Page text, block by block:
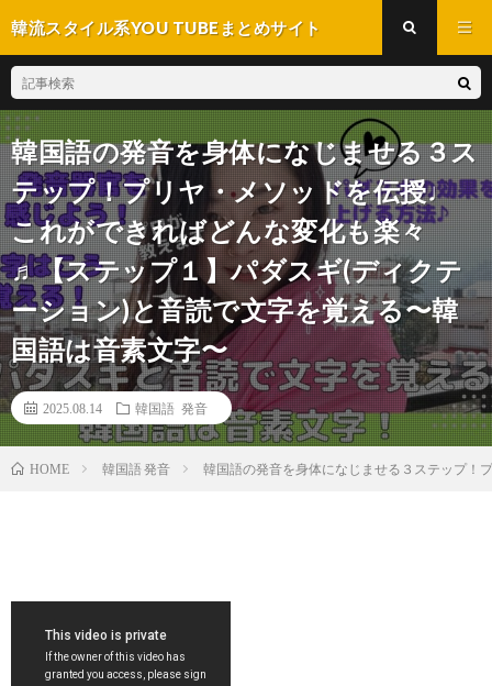
韓流スタイル系YOU TUBEまとめサイト
韓国語の発音を身体になじませる３ス
テップ！プリヤ・メソッドを伝授♩
これができればどんな変化も楽々
♬【ステップ１】パダスギ(ディクテ
ーション)と音読で文字を覚える〜韓
国語は音素文字〜
2025.08.14 韓国語 発音
HOME 韓国語 発音 韓国語の発音を身体になじませる３ステップ！